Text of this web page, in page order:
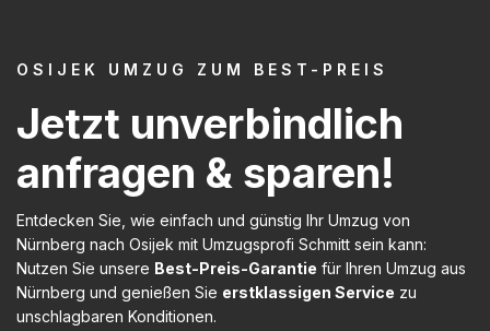
OSIJEK UMZUG ZUM BEST-PREIS
Jetzt unverbindlich
anfragen & sparen!
Entdecken Sie, wie einfach und günstig Ihr Umzug von
Nürnberg nach Osijek mit Umzugsprofi Schmitt sein kann:
Nutzen Sie unsere Best-Preis-Garantie für Ihren Umzug aus
Nürnberg und genießen Sie erstklassigen Service zu
unschlagbaren Konditionen.